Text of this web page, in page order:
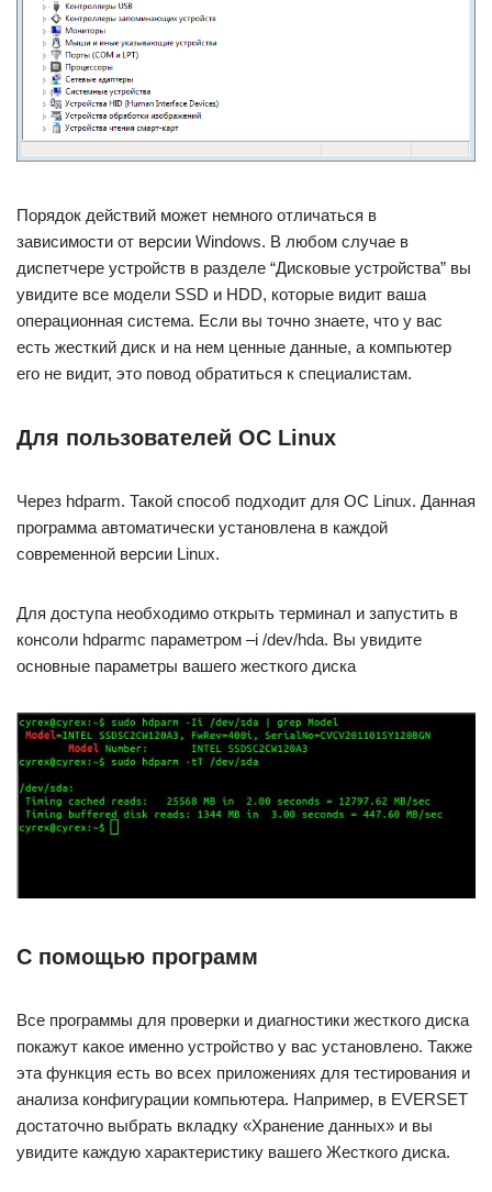
Порядок действий может немного отличаться в
зависимости от версии Windows. В любом случае в
диспетчере устройств в разделе “Дисковые устройства” вы
увидите все модели SSD и HDD, которые видит ваша
операционная система. Если вы точно знаете, что у вас
есть жесткий диск и на нем ценные данные, а компьютер
его не видит, это повод обратиться к специалистам.
Для пользователей ОС Linux
Через hdparm. Такой способ подходит для ОС Linux. Данная
программа автоматически установлена в каждой
современной версии Linux.
Для доступа необходимо открыть терминал и запустить в
консоли hdparmс параметром –i /dev/hda. Вы увидите
основные параметры вашего жесткого диска
С помощью программ
Все программы для проверки и диагностики жесткого диска
покажут какое именно устройство у вас установлено. Также
эта функция есть во всех приложениях для тестирования и
анализа конфигурации компьютера. Например, в EVERSET
достаточно выбрать вкладку «Хранение данных» и вы
увидите каждую характеристику вашего Жесткого диска.